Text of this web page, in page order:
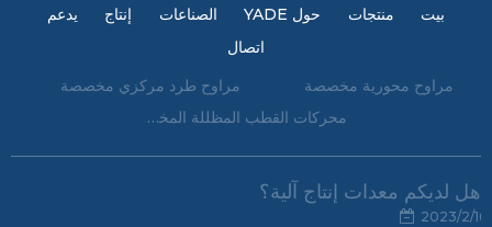
بيت منتجات حول YADE الصناعات إنتاج
يدعم
اتصال
مراوح محورية مخصصة
مراوح طرد مركزي مخصصة
محركات القطب المظللة المخصصة
هل لديكم معدات إنتاج آلية؟
2023/2/16